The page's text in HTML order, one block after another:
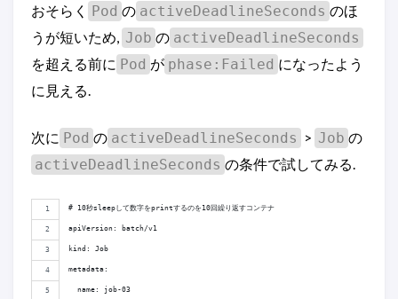
おそらく Pod の activeDeadlineSeconds のほ
うが短いため, Job の activeDeadlineSeconds
を超える前に Pod が phase:Failed になったよう
に見える.
次に Pod の activeDeadlineSeconds > Job の
activeDeadlineSeconds の条件で試してみる.
# 10秒sleepして数字をprintするのを10回繰り返すコンテナ
apiVersion: batch/v1
kind: Job
metadata:
  name: job-03